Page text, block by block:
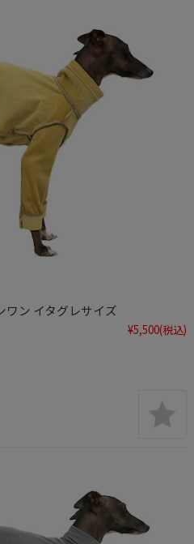
ワン イタグレサイズ
¥5,500(税込)